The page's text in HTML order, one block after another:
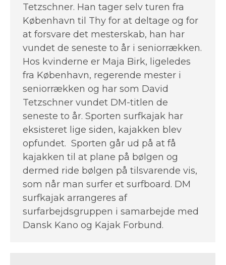
Tetzschner. Han tager selv turen fra
København til Thy for at deltage og for
at forsvare det mesterskab, han har
vundet de seneste to år i seniorrækken.
Hos kvinderne er Maja Birk, ligeledes
fra København, regerende mester i
seniorrækken og har som David
Tetzschner vundet DM-titlen de
seneste to år. Sporten surfkajak har
eksisteret lige siden, kajakken blev
opfundet. Sporten går ud på at få
kajakken til at plane på bølgen og
dermed ride bølgen på tilsvarende vis,
som når man surfer et surfboard. DM
surfkajak arrangeres af
surfarbejdsgruppen i samarbejde med
Dansk Kano og Kajak Forbund.